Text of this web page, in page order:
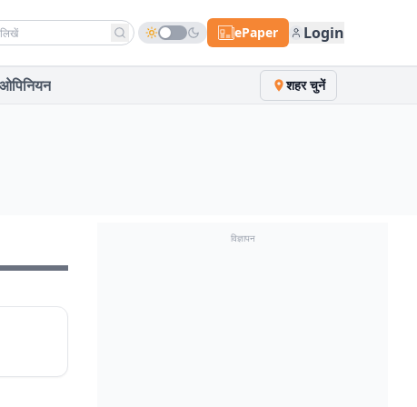
news ePaper Login
ओपिनियन शहर चुनें
विज्ञापन